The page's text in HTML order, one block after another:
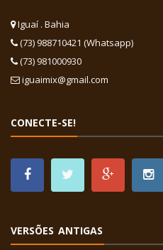
Iguaí . Bahia
(73) 988710421 (Whatsapp)
(73) 981000930
iguaimix@gmail.com
CONECTE-SE!
VERSÕES ANTIGAS